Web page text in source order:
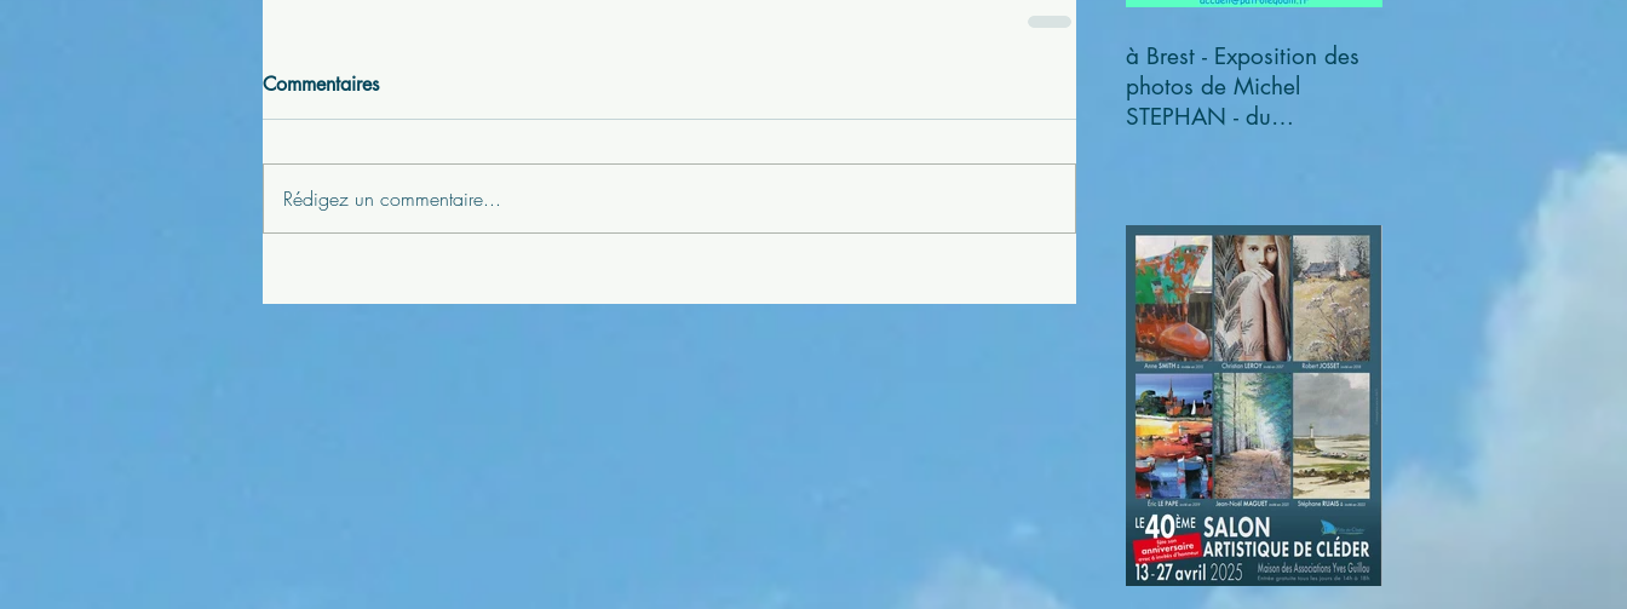
Commentaires
Rédigez un commentaire...
à Brest - Exposition des
photos de Michel
STEPHAN - du